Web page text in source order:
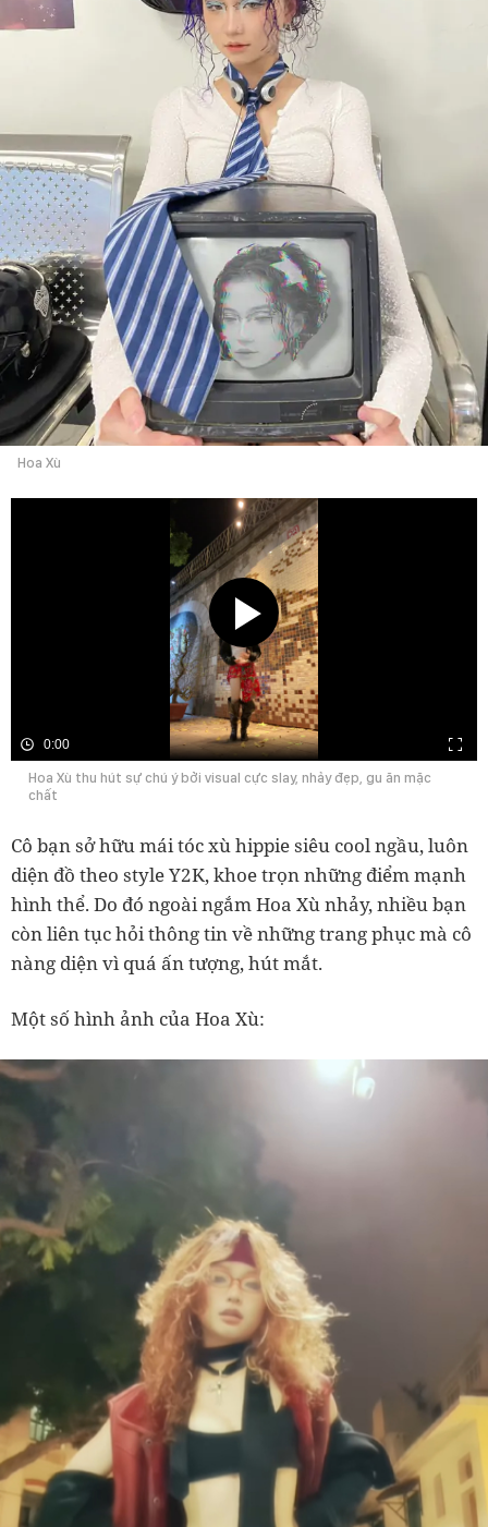
Hoa Xù
0:00
Hoa Xù thu hút sự chú ý bởi visual cực slay, nhảy đẹp, gu ăn mặc
chất
Cô bạn sở hữu mái tóc xù hippie siêu cool ngầu, luôn
diện đồ theo style Y2K, khoe trọn những điểm mạnh
hình thể. Do đó ngoài ngắm Hoa Xù nhảy, nhiều bạn
còn liên tục hỏi thông tin về những trang phục mà cô
nàng diện vì quá ấn tượng, hút mắt.
Một số hình ảnh của Hoa Xù: